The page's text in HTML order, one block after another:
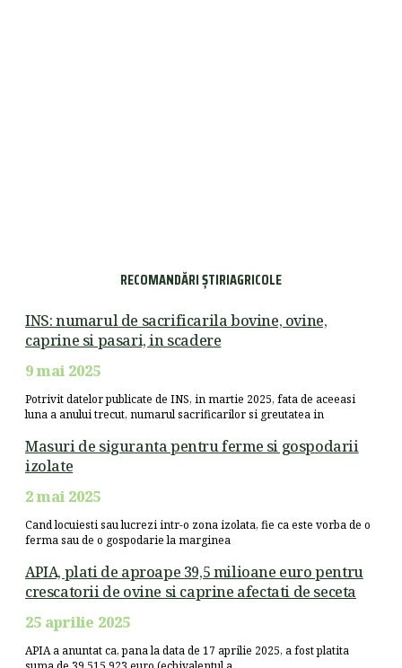
RECOMANDĂRI ȘTIRIAGRICOLE
INS: numarul de sacrificarila bovine, ovine,
caprine si pasari, in scadere
9 mai 2025
Potrivit datelor publicate de INS, in martie 2025, fata de aceeasi
luna a anului trecut, numarul sacrificarilor si greutatea in
Masuri de siguranta pentru ferme si gospodarii
izolate
2 mai 2025
Cand locuiesti sau lucrezi intr-o zona izolata, fie ca este vorba de o
ferma sau de o gospodarie la marginea
APIA, plati de aproape 39,5 milioane euro pentru
crescatorii de ovine si caprine afectati de seceta
25 aprilie 2025
APIA a anuntat ca, pana la data de 17 aprilie 2025, a fost platita